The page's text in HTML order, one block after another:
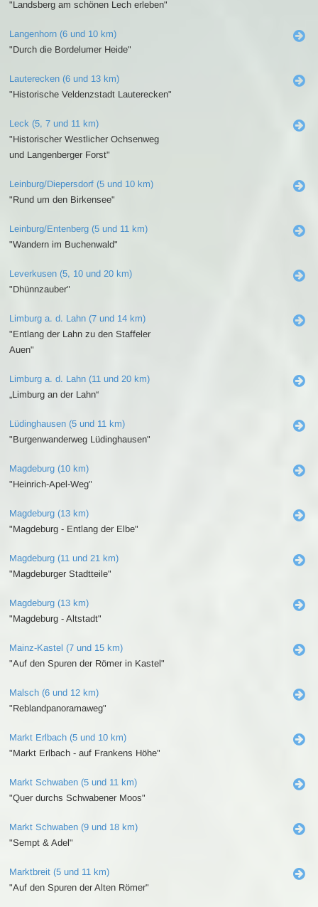
"Landsberg am schönen Lech erleben"
Langenhorn (6 und 10 km)
"Durch die Bordelumer Heide"
Lauterecken (6 und 13 km)
"Historische Veldenzstadt Lauterecken"
Leck (5, 7 und 11 km)
"Historischer Westlicher Ochsenweg
und Langenberger Forst"
Leinburg/Diepersdorf (5 und 10 km)
"Rund um den Birkensee"
Leinburg/Entenberg (5 und 11 km)
"Wandern im Buchenwald"
Leverkusen (5, 10 und 20 km)
"Dhünnzauber"
Limburg a. d. Lahn (7 und 14 km)
"Entlang der Lahn zu den Staffeler
Auen"
Limburg a. d. Lahn (11 und 20 km)
„Limburg an der Lahn“
Lüdinghausen (5 und 11 km)
"Burgenwanderweg Lüdinghausen"
Magdeburg (10 km)
"Heinrich-Apel-Weg"
Magdeburg (13 km)
"Magdeburg - Entlang der Elbe"
Magdeburg (11 und 21 km)
"Magdeburger Stadtteile"
Magdeburg (13 km)
"Magdeburg - Altstadt"
Mainz-Kastel (7 und 15 km)
"Auf den Spuren der Römer in Kastel"
Malsch (6 und 12 km)
"Reblandpanoramaweg"
Markt Erlbach (5 und 10 km)
"Markt Erlbach - auf Frankens Höhe"
Markt Schwaben (5 und 11 km)
"Quer durchs Schwabener Moos"
Markt Schwaben (9 und 18 km)
"Sempt & Adel"
Marktbreit (5 und 11 km)
"Auf den Spuren der Alten Römer"